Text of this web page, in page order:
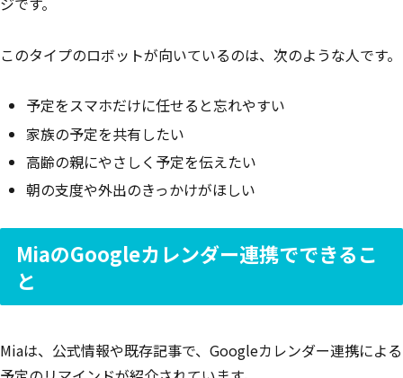
このタイプのロボットが向いているのは、次のような人です。
予定をスマホだけに任せると忘れやすい
家族の予定を共有したい
高齢の親にやさしく予定を伝えたい
朝の支度や外出のきっかけがほしい
MiaのGoogleカレンダー連携でできるこ
と
Miaは、公式情報や既存記事で、Googleカレンダー連携による